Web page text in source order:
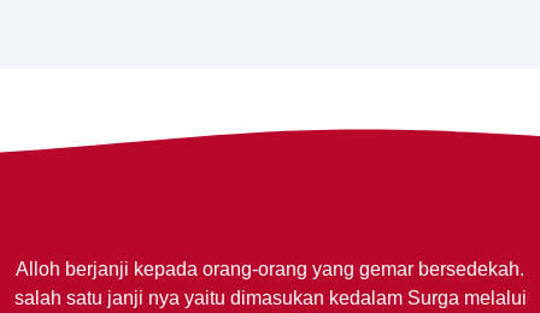
Alloh berjanji kepada orang-orang yang gemar bersedekah.
salah satu janji nya yaitu dimasukan kedalam Surga melalui